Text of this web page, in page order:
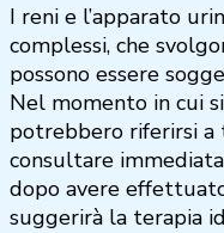
I reni e l’apparato
complessi, che
possono essere
Nel momento in cui
potrebbero riferirsi a
consultare
dopo avere
suggerirà la terapia